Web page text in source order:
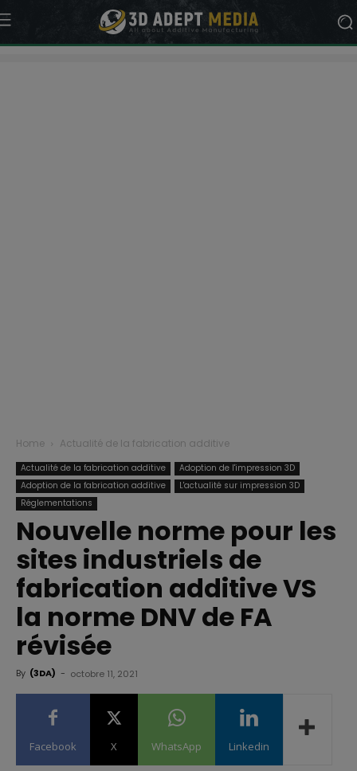
Home Actualité de la fabrication additive
Actualité de la fabrication additive
Adoption de l'impression 3D
Adoption de la fabrication additive
L'actualité sur impression 3D
Réglementations
Nouvelle norme pour les
sites industriels de
fabrication additive VS
la norme DNV de FA
révisée
By (3DA) - octobre 11, 2021
Facebook X WhatsApp Linkedin